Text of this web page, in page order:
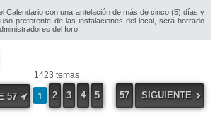
Calendario con una antelación de más de cinco (5) días y
preferente de las instalaciones del local, será borrado
del foro.
1423 temas
57 1 2 3 4 5 … 57 SIGUIENTE